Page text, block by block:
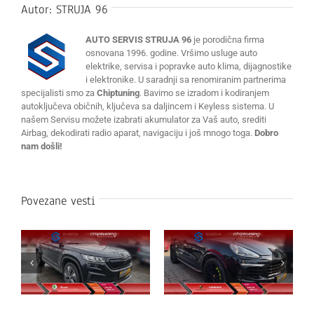
Autor: STRUJA 96
AUTO SERVIS STRUJA 96 je porodična firma
osnovana 1996. godine. Vršimo usluge auto
elektrike, servisa i popravke auto klima, dijagnostike
i elektronike. U saradnji sa renomiranim partnerima
specijalisti smo za Chiptuning. Bavimo se izradom i kodiranjem
autoključeva običnih, ključeva sa daljincem i Keyless sistema. U
našem Servisu možete izabrati akumulator za Vaš auto, srediti
Airbag, dekodirati radio aparat, navigaciju i još mnogo toga. Dobro
nam došli!
Povezane vesti